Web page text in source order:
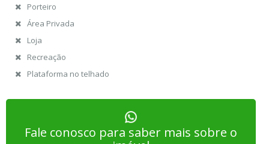
Porteiro
Área Privada
Loja
Recreação
Plataforma no telhado
Fale conosco para saber mais sobre o